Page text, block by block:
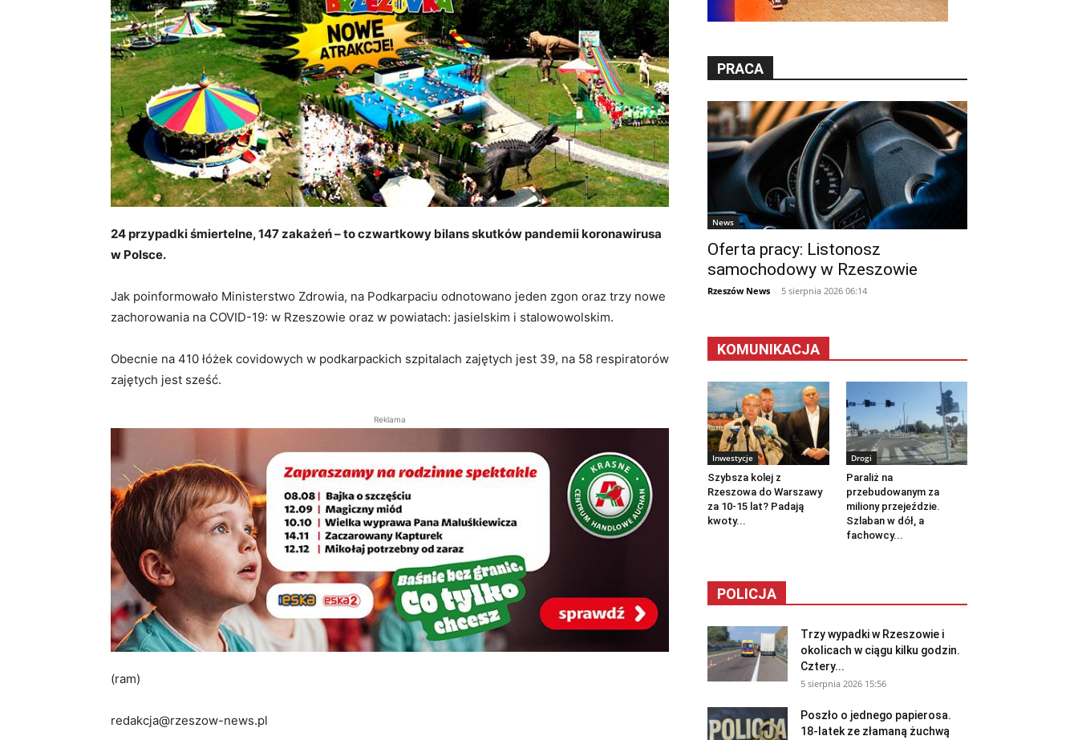
24 przypadki śmiertelne, 147 zakażeń – to czwartkowy bilans skutków pandemii koronawirusa
w Polsce.
Jak poinformowało Ministerstwo Zdrowia, na Podkarpaciu odnotowano jeden zgon oraz trzy nowe
zachorowania na COVID-19: w Rzeszowie oraz w powiatach: jasielskim i stalowowolskim.
Obecnie na 410 łóżek covidowych w podkarpackich szpitalach zajętych jest 39, na 58 respiratorów
zajętych jest sześć.
Reklama
(ram)
redakcja@rzeszow-news.pl
PRACA
News
Oferta pracy: Listonosz
samochodowy w Rzeszowie
Rzeszów News - 5 sierpnia 2026 06:14
KOMUNIKACJA
Inwestycje
Szybsza kolej z
Rzeszowa do Warszawy
za 10-15 lat? Padają
kwoty...
Drogi
Paraliż na
przebudowanym za
miliony przejeździe.
Szlaban w dół, a
fachowcy...
POLICJA
Trzy wypadki w Rzeszowie i
okolicach w ciągu kilku godzin.
Cztery...
5 sierpnia 2026 15:56
Poszło o jednego papierosa.
18-latek ze złamaną żuchwą